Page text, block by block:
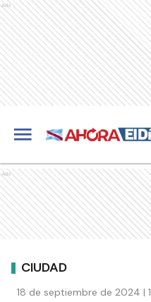
Ads
Ads
CIUDAD
18 de septiembre de 2024 |